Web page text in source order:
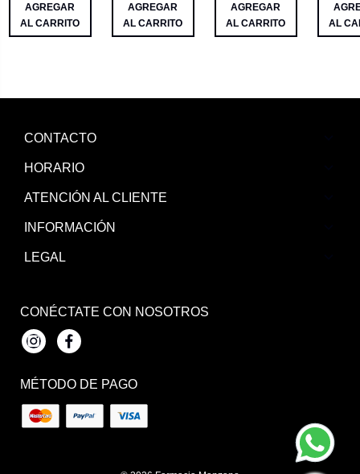
AGREGAR
AL CARRITO
AGREGAR
AL CARRITO
AGREGAR
AL CARRITO
AL
CONTACTO
HORARIO
ATENCIÓN AL CLIENTE
INFORMACIÓN
LEGAL
CONÉCTATE CON NOSOTROS
InstagramFacebook
MÉTODO DE PAGO